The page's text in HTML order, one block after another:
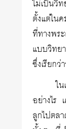
ไม่เป็นวิ
ตั้งแต่ใ
ที่ทางพร
แบบวิทย
ซึ่งเรียกว่า
ใ
อย่างไร
ลูกไปต